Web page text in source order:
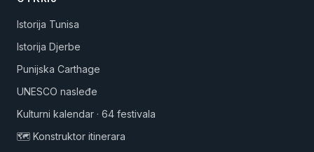
Istorija Tunisa
Istorija Djerbe
Punijska Carthage
UNESCO nasleđe
Kulturni kalendar · 64 festivala
🗺️ Konstruktor itinerara